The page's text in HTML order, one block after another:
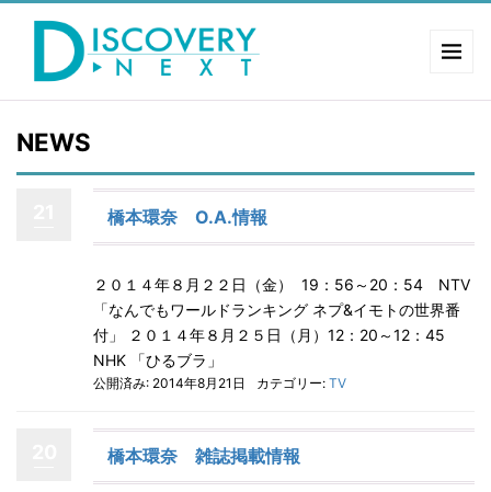
NEWS
橋本環奈 O.A.情報
２０１４年８月２２日（金） 19：56～20：54 NTV
「なんでもワールドランキング ネプ&イモトの世界番
付」 ２０１４年８月２５日（月）12：20～12：45
NHK 「ひるブラ」
公開済み: 2014年8月21日 カテゴリー: TV
橋本環奈 雑誌掲載情報